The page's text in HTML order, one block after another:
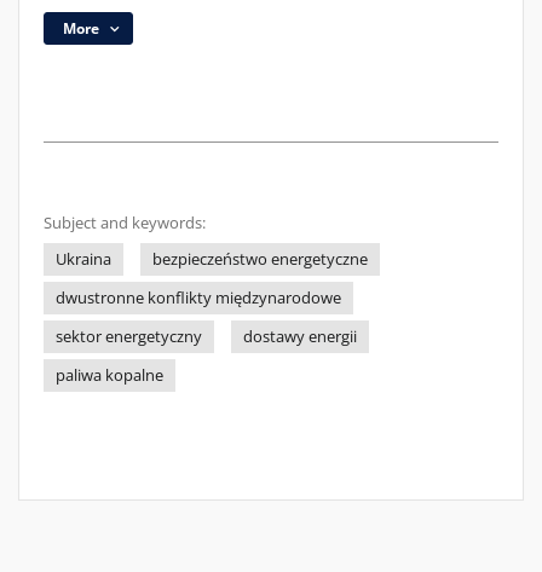
More
Subject and keywords:
Ukraina
bezpieczeństwo energetyczne
dwustronne konflikty międzynarodowe
sektor energetyczny
dostawy energii
paliwa kopalne